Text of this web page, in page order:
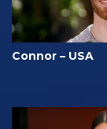
Connor – USA